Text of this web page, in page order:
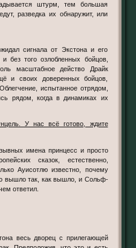
штурм, тем большая
разведка их обнаружит, или
сигнала от Экстона и его
без того озлобленных бойцов,
масштабное действо Драйк
и своих доверенных бойцов,
испытанное отрядом,
рядом, когда в динамиках их
сказок, естественно,
Ауисотлю известно, почему
вышло так, как вышло, и Сольф-
ответил.